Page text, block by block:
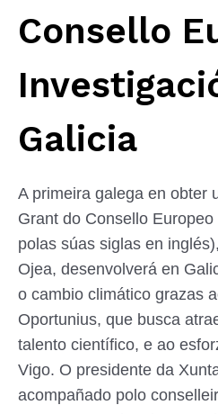
Consello
Galicia
A primeira galega en obter
Grant do Consello
polas súas siglas en
Ojea, desenvolverá en
o cambio climático grazas
Oportunius, que busca
talento científico, e ao
Vigo. O presidente da
acompañado polo